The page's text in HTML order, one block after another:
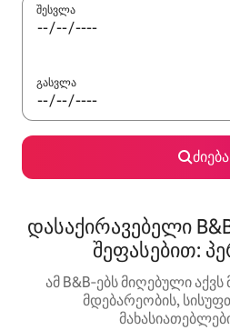
შესვლა
გასვლა
ძიება
დასაქირავებელი
შეფასებით:
ამ B&B‑ებს მიღებული
მდებარეობის,